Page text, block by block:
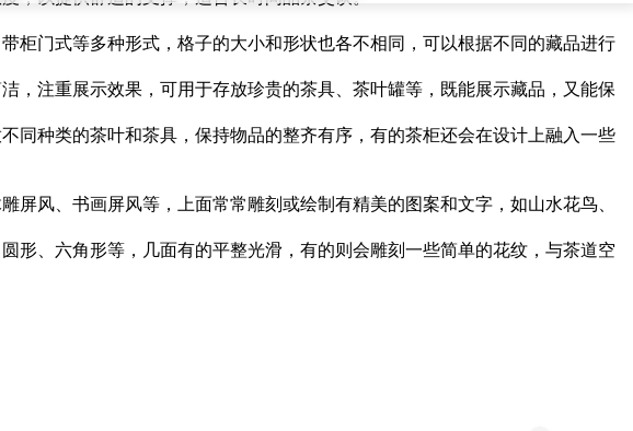
柜门式等多种形式，格子的大小和形状也各不相同，可以根据不同的藏品进行
，注重展示效果，可用于存放珍贵的茶具、茶叶罐等，既能展示藏品，又能保
同种类的茶叶和茶具，保持物品的整齐有序，有的茶柜还会在设计上融入一些
屏风、书画屏风等，上面常常雕刻或绘制有精美的图案和文字，如山水花鸟、
形、六角形等，几面有的平整光滑，有的则会雕刻一些简单的花纹，与茶道空